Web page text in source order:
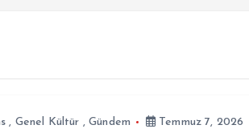
, Genel Kültür ,Gündem Temmuz 7, 2026